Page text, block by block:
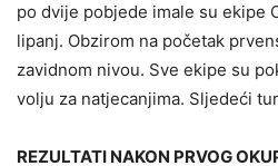
po dvije pobjede imale su ekipe
lipanj. Obzirom na početak
zavidnom nivou. Sve ekipe su
volju za natjecanjima. Sljedeći
REZULTATI NAKON PRVOG